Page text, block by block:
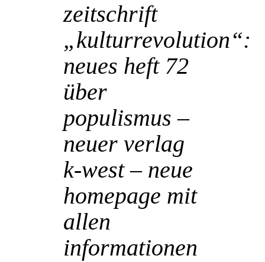
zeitschrift
„kulturrevolution“:
neues heft 72
über
populismus –
neuer verlag
k-west – neue
homepage mit
allen
informationen